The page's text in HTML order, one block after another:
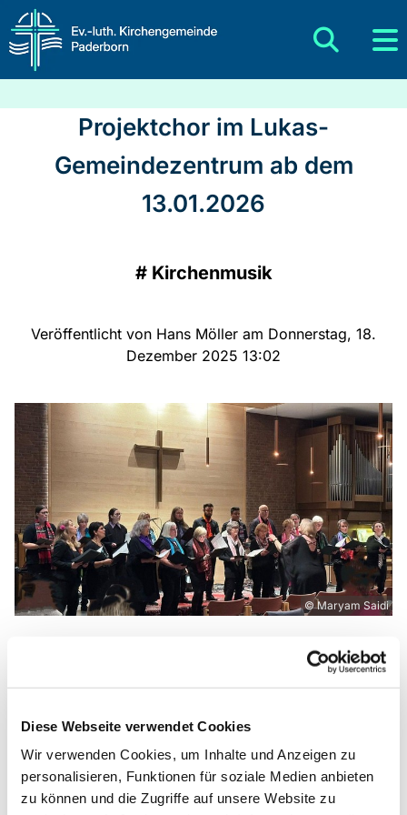
Diese Webseite verwendet Cookies
Wir verwenden Cookies, um Inhalte und Anzeigen zu
personalisieren, Funktionen für soziale Medien anbieten
zu können und die Zugriffe auf unsere Website zu
Projektchor im Lukas-
Gemeindezentrum ab dem
13.01.2026
# Kirchenmusik
Veröffentlicht von Hans Möller am Donnerstag, 18.
Dezember 2025 13:02
© Maryam Saidi
Projektchor im Lukas-Gemeindezentrum ab
dem 13.01.2026
Ökumenischer Projektchor 2026
Würden Sie gern in einem Chor mitsingen, trauen
sich aber noch nicht oder wollen sich nicht für